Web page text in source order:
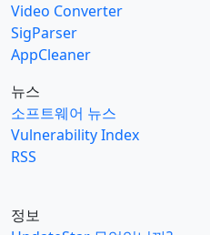
Video Converter
SigParser
AppCleaner
뉴스
소프트웨어 뉴스
Vulnerability Index
RSS
정보